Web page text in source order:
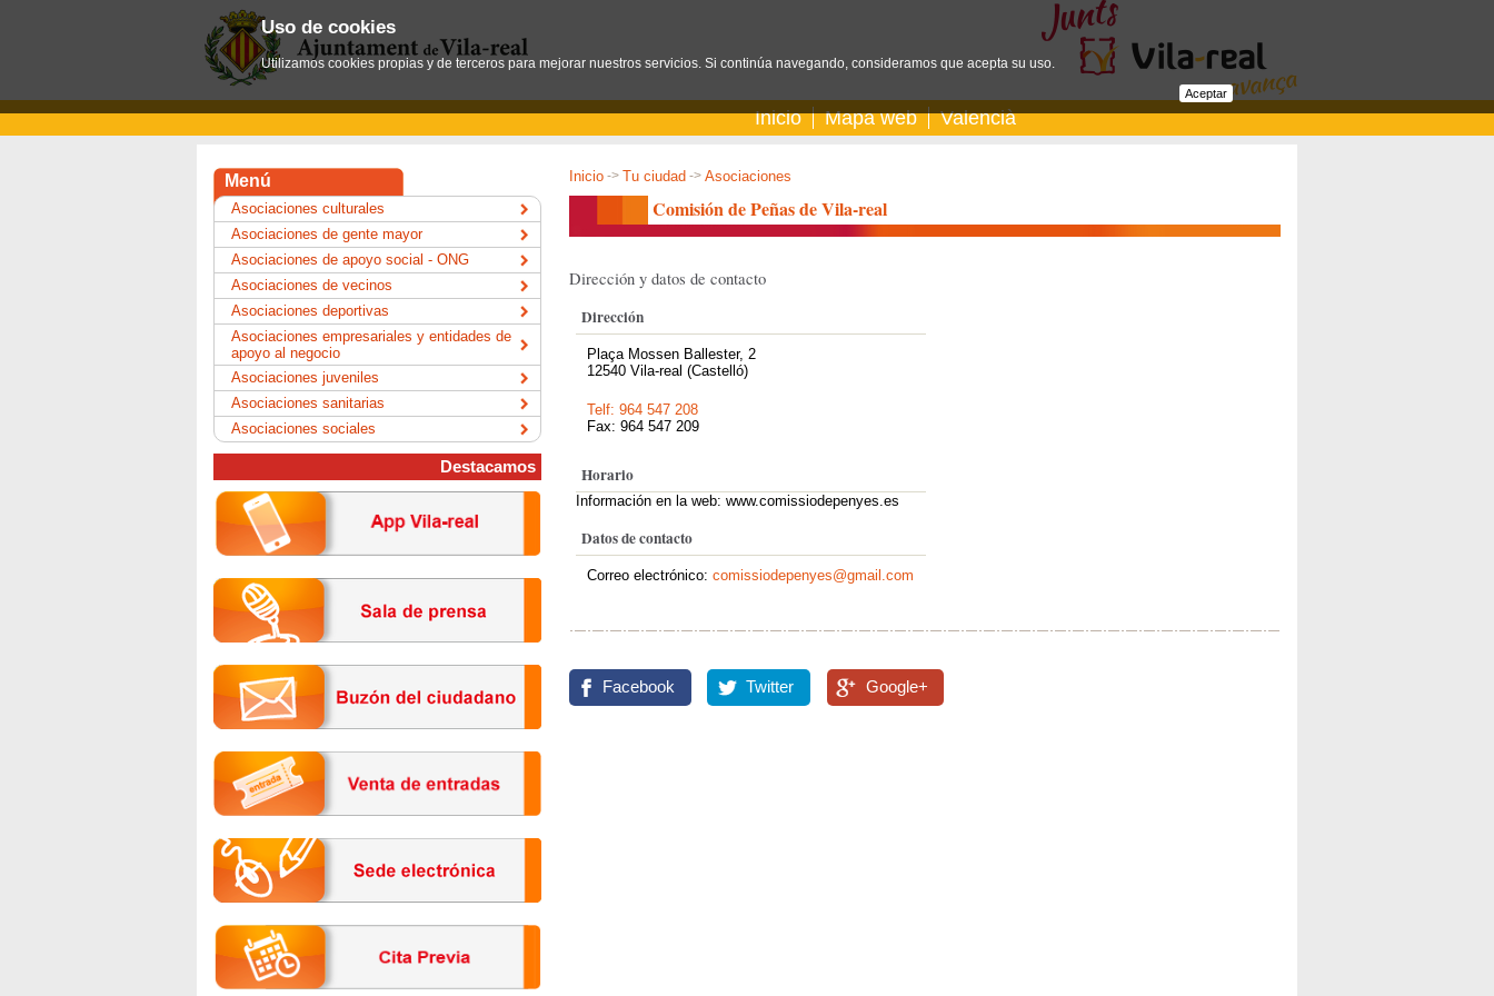
Inicio Mapa web Valencià
Inicio -> Tu ciudad -> Asociaciones
Comisión de Peñas de Vila-real
Dirección y datos de contacto
Dirección
Plaça Mossen Ballester, 2
12540 Vila-real (Castelló)
Telf: 964 547 208
Fax: 964 547 209
Horario
Información en la web: www.comissiodepenyes.es
Datos de contacto
Correo electrónico: comissiodepenyes@gmail.com
Facebook Twitter Google+
Menú
Asociaciones culturales
Asociaciones de gente mayor
Asociaciones de apoyo social - ONG
Asociaciones de vecinos
Asociaciones deportivas
Asociaciones empresariales y entidades de
apoyo al negocio
Asociaciones juveniles
Asociaciones sanitarias
Asociaciones sociales
Destacamos
Uso de cookies
Utilizamos cookies propias y de terceros para mejorar nuestros servicios. Si continúa navegando, consideramos que acepta su uso.
Aceptar